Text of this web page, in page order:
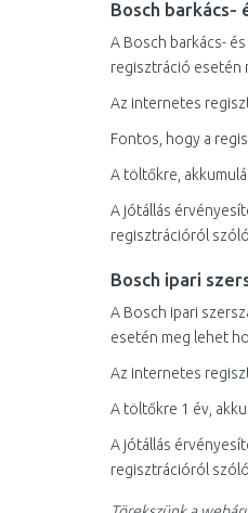
Bosch barkács-
A Bosch barkács-
regisztráció esetén
Az internetes
Fontos, hogy a
A töltőkre,
A jótállás
regisztrációról
Bosch ipari
A Bosch ipari
esetén meg lehet
Az internetes
A töltőkre 1 év,
A jótállás
regisztrációról